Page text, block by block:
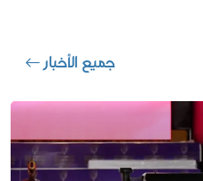
جميع الأخبار